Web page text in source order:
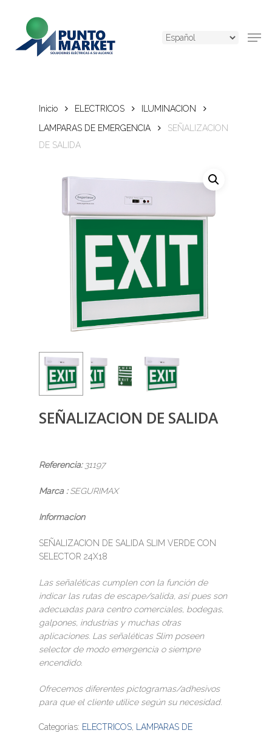
content
Inicio ELECTRICOS
ILUMINACION
LAMPARAS DE EMERGENCIA
SEÑALIZACION
DE SALIDA
SEÑALIZACION DE SALIDA
Referencia: 31197
Marca :SEGURIMAX
Informacion
SEÑALIZACION DE SALIDA SLIM VERDE CON
SELECTOR 24X18
Las señaléticas cumplen con la función de
indicar las rutas de escape/salida, así pues son
adecuadas para centro comerciales, bodegas,
galpones, industrias y muchas otras
aplicaciones. Las señaléticas Slim poseen
selector de modo emergencia o siempre
encendido.
Ofrecemos diferentes pictogramas/adhesivos
para que el cliente utilice según su necesidad.
Categorías: ELECTRICOS, LAMPARAS DE